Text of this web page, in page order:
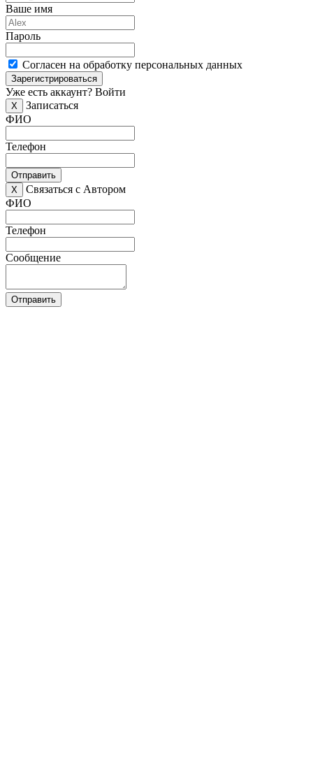
Ваше имя
Пароль
Согласен на обработку персональных данных
Зарегистрироваться
Уже есть аккаунт? Войти
X
Записаться
ФИО
Телефон
Отправить
X
Связаться с Автором
ФИО
Телефон
Сообщение
Отправить